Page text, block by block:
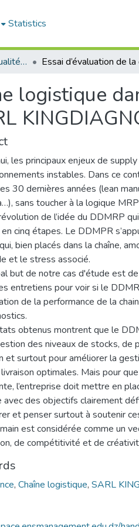
Statistics
Management par la Qualité (MPQ)
logistique
les principaux enjeux de
instables. Dans ce
30 dernières années (lean
sans toucher à la logique
de l’idée du DDMRP
cinq étapes. Le DDMPR
bien placés dans la chaîne,
et le stress associé.
but de notre cas d'étude est
entretiens pour voir si le
de la performance de la
obtenus montrent que le
des niveaux de stocks, de
et surtout pour améliorer la
optimales. Mais pour
l’entreprise doit mettre en
avec des objectifs clairement
et penser surtout à soutenir
est considérée comme un
de compétitivité et de
, Chaîne logistique, SARL